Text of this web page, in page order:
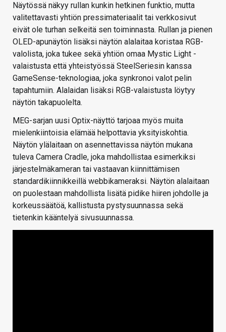
Näytössä näkyy rullan kunkin hetkinen funktio, mutta
valitettavasti yhtiön pressimateriaalit tai verkkosivut
eivät ole turhan selkeitä sen toiminnasta. Rullan ja pienen
OLED-apunäytön lisäksi näytön alalaitaa koristaa RGB-
valolista, joka tukee sekä yhtiön omaa Mystic Light -
valaistusta että yhteistyössä SteelSeriesin kanssa
GameSense-teknologiaa, joka synkronoi valot pelin
tapahtumiin. Alalaidan lisäksi RGB-valaistusta löytyy
näytön takapuolelta.
MEG-sarjan uusi Optix-näyttö tarjoaa myös muita
mielenkiintoisia elämää helpottavia yksityiskohtia.
Näytön ylälaitaan on asennettavissa näytön mukana
tuleva Camera Cradle, joka mahdollistaa esimerkiksi
järjestelmäkameran tai vastaavan kiinnittämisen
standardikiinnikkeillä webbikameraksi. Näytön alalaitaan
on puolestaan mahdollista lisätä pidike hiiren johdolle ja
korkeussäätöä, kallistusta pystysuunnassa sekä
tietenkin kääntelyä sivusuunnassa.